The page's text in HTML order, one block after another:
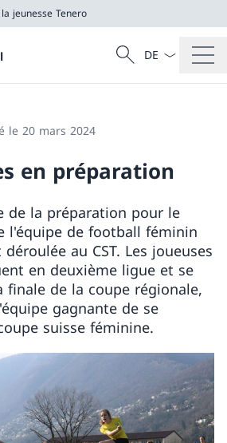
jeunesse Tenero
Recherche
Recherche
La langue
le 20 mars 2024
en préparation
de la préparation pour le
l'équipe de football féminin
au CST. Les joueuses
en deuxième ligue et se
finale de la coupe régionale,
gagnante de se
suisse féminine.